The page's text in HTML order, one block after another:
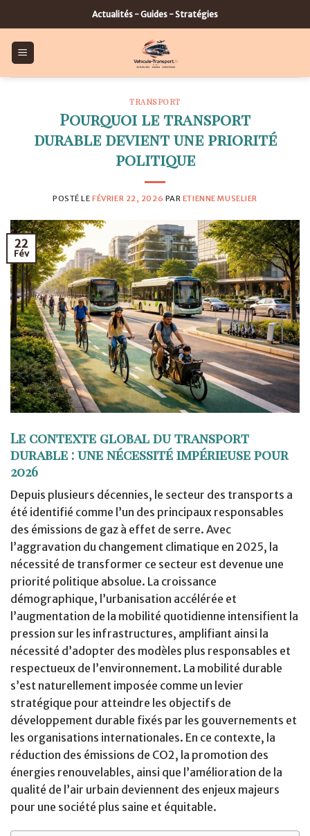
to
content
Actualités - Guides - Stratégies
TRANSPORT
Pourquoi le transport
durable devient une priorité
politique
POSTÉ LEFÉVRIER 22, 2026 PAR ETIENNE MUSELIER
22
Fév
Le contexte global du transport
durable : une nécessité impérieuse pour
2026
Depuis plusieurs décennies, le secteur des transports a
été identifié comme l’un des principaux responsables
des émissions de gaz à effet de serre. Avec
l’aggravation du changement climatique en 2025, la
nécessité de transformer ce secteur est devenue une
priorité politique absolue. La croissance
démographique, l’urbanisation accélérée et
l’augmentation de la mobilité quotidienne intensifient la
pression sur les infrastructures, amplifiant ainsi la
nécessité d’adopter des modèles plus responsables et
respectueux de l’environnement. La mobilité durable
s’est naturellement imposée comme un levier
stratégique pour atteindre les objectifs de
développement durable fixés par les gouvernements et
les organisations internationales. En ce contexte, la
réduction des émissions de CO2, la promotion des
énergies renouvelables, ainsi que l’amélioration de la
qualité de l’air urbain deviennent des enjeux majeurs
pour une société plus saine et équitable.